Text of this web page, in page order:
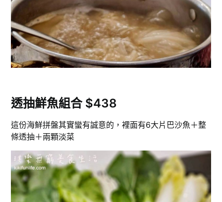
透抽鮮魚組合 $438
這份海鮮拼盤其實蠻有誠意的，裡面有6大片巴沙魚＋整
條透抽＋兩顆淡菜